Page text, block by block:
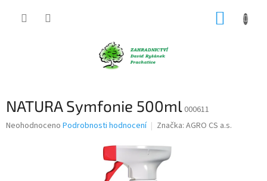
NATURA Symfonie 500ml 000611
Průměrné
Neohodnoceno Podrobnosti hodnocení Značka: AGRO CS a.s.